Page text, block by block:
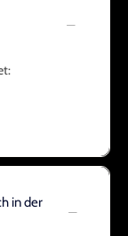
in der